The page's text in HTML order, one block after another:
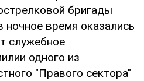
бригады
ночное время оказались
служебное
одного из
"Правого сектора"